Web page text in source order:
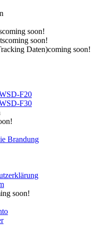
coming soon!
coming soon!
Daten)coming soon!
F20
F30
Brandung
soon!